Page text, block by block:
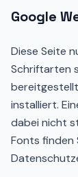
Google
Diese Seite
Schriftarten
installiert.
dabei nicht
Fonts finden